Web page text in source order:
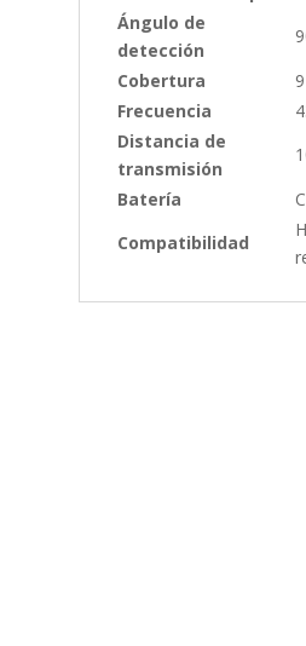
Ángulo de
detección
Cobertura
Frecuencia
Distancia de
transmisión
Batería
Compatibilidad